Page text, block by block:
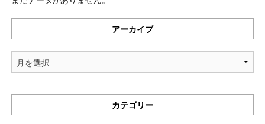
アーカイブ
ア
ー
ブ
カテゴリー